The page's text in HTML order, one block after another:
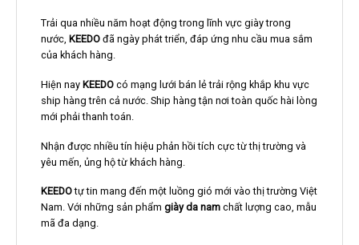
Trải qua nhiều năm hoạt động trong lĩnh vực giày trong
nước, KEEDOđã ngày phát triển, đáp ứng nhu cầu mua sắm
của khách hàng.
Hiện nay KEEDOcó mạng lưới bán lẻ trải rộng khắp khu vực
ship hàng trên cả nước. Ship hàng tận nơi toàn quốc hài lòng
mới phải thanh toán.
Nhận được nhiều tín hiệu phản hồi tích cực từ thị trường và
yêu mến, ủng hộ từ khách hàng.
KEEDOtự tin mang đến một luồng gió mới vào thị trường Việt
Nam. Với những sản phẩm giày da namchất lượng cao, mẫu
mã đa dạng.